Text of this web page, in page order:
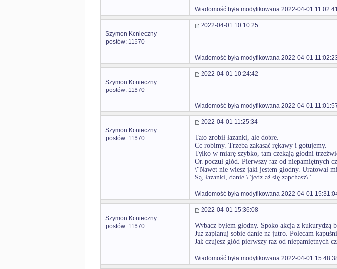
Wiadomość była modyfikowana 2022-04-01
Szymon Konieczny
postów: 11670
2022-04-01 10:10:25
Wiadomość była modyfikowana 2022-04-01
Szymon Konieczny
postów: 11670
2022-04-01 10:24:42
Wiadomość była modyfikowana 2022-04-01
Szymon Konieczny
postów: 11670
2022-04-01 11:25:34
Tato zrobił łazanki, ale dobre.
Co robimy. Trzeba zakasać rękawy i gotujemy.
Tylko w miarę szybko, tam czekają głodni
On poczuł głód. Pierwszy raz od niepamiętnych
\"Nawet nie wiesz jaki jestem głodny. Uratował
Są, łazanki, danie \"jedz aż się zapchasz\".
Wiadomość była modyfikowana 2022-04-01
Szymon Konieczny
postów: 11670
2022-04-01 15:36:08
Wybacz byłem głodny. Spoko akcja z kukurydzą
Już zaplanuj sobie danie na jutro. Polecam
Jak czujesz głód pierwszy raz od niepamiętnych
Wiadomość była modyfikowana 2022-04-01